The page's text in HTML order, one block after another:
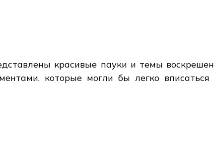
красивые пауки и темы
которые могли бы легко